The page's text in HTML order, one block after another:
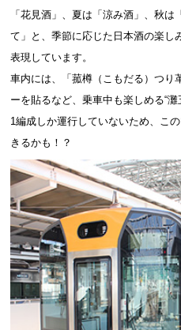
「花見酒」、夏は「涼み酒」、秋
て」と、季節に応じた日本酒の楽し
表現しています。
車内には、「菰樽（こもだる）つり
ーを貼るなど、乗車中も楽しめる“灘
1編成しか運行していないため、こ
きるかも！？